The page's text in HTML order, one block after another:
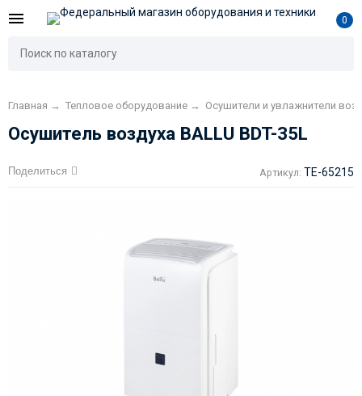
0
Главная → Тепловое оборудование → Осушители и увлажнители
Осушитель воздуха BALLU BDT-35L
Поделиться Артикул: TE-65215